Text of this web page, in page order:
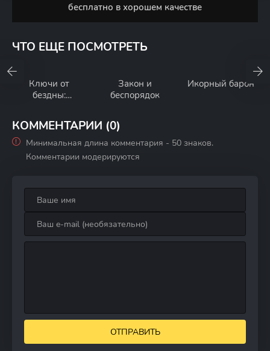
бесплатно в хорошем качестве
ЧТО ЕЩЕ ПОСМОТРЕТЬ
Ключи от
бездны:
«Голем»
Закон и
беспорядок
Икорный барон
КОММЕНТАРИИ (0)
Минимальная длина комментария - 50 знаков.
Комментарии модерируются
ОТПРАВИТЬ